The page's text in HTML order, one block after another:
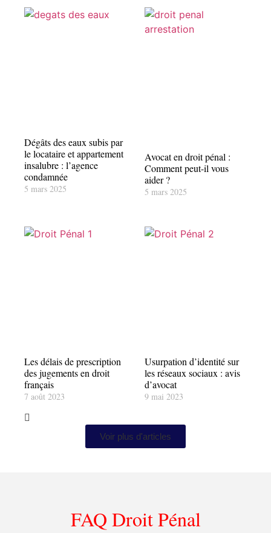
Dégâts des eaux subis par
le locataire et appartement
insalubre : l’agence
condamnée
5 mars 2025
Avocat en droit pénal :
Comment peut-il vous
aider ?
5 mars 2025
Les délais de prescription
des jugements en droit
français
7 août 2023
Usurpation d’identité sur
les réseaux sociaux : avis
d’avocat
9 mai 2023
Voir plus d'articles
FAQ Droit Pénal